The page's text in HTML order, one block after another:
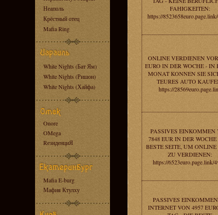
Неаполь
Крёстный отец
Mafia Ring
White Nights (Бат Ям)
White Nights (Ришон)
White Nights (Хайфа)
Onore
OMega
RезиденциЯ
Mafia E-burg
Мафия Ктулху
FAHIGKEITEN:
https://
ONLINE VERDIENEN
EURO IN DER WOCHE - IN
MONAT KONNEN SIE
TEURES AUTO
https://
PASSIVES EINKOMMEN
7848 EUR IN DER
BESTE SEITE, UM
ZU VERDIENEN:
https://6523euro.page.link/
PASSIVES
INTERNET VON 4957